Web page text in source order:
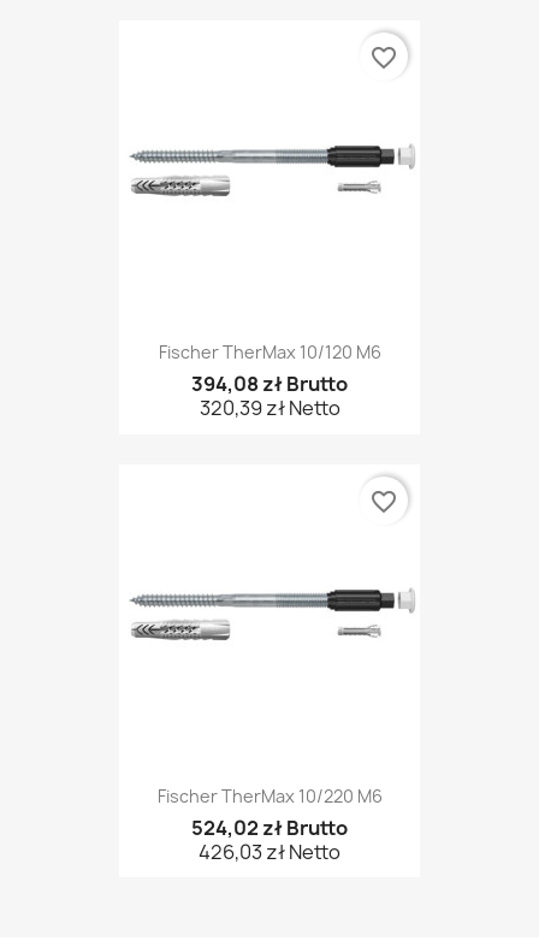
Fischer TherMax 10/120 M6
394,08 zł Brutto
320,39 zł Netto
favorite_border
Fischer TherMax 10/220 M6
524,02 zł Brutto
426,03 zł Netto
favorite_border